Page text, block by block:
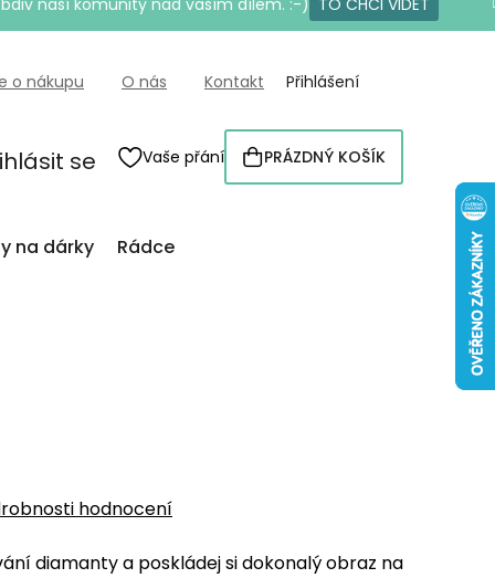
naší komunity nad vaším dílem. :-) TO CHCI VIDĚT
o nákupu O nás Kontakt Přihlášení
se Vaše přání
NÁKUPNÍ
KOŠÍK
PRÁZDNÝ KOŠÍK
na dárky Rádce
hodnocení
diamanty a poskládej si dokonalý obraz na